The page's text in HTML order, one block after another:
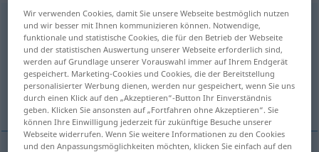
uzorak < -orka>
Übersicht aller Übersetzungen
(Für mehr Details die Übersetzung anklicken/antippen)
Muster, Modell, Paradigma, Probenummer
Wir verwenden Cookies, damit Sie unsere Webseite bestmöglich nutzen
und wir besser mit Ihnen kommunizieren können. Notwendige,
funktionale und statistische Cookies, die für den Betrieb der Webseite
und der statistischen Auswertung unserer Webseite erforderlich sind,
werden auf Grundlage unserer Vorauswahl immer auf Ihrem Endgerät
gespeichert. Marketing-Cookies und Cookies, die der Bereitstellung
personalisierter Werbung dienen, werden nur gespeichert, wenn Sie uns
durch einen Klick auf den „Akzeptieren“-Button Ihr Einverständnis
geben. Klicken Sie ansonsten auf „Fortfahren ohne Akzeptieren“. Sie
können Ihre Einwilligung jederzeit für zukünftige Besuche unserer
Webseite widerrufen. Wenn Sie weitere Informationen zu den Cookies
und den Anpassungsmöglichkeiten möchten, klicken Sie einfach auf den